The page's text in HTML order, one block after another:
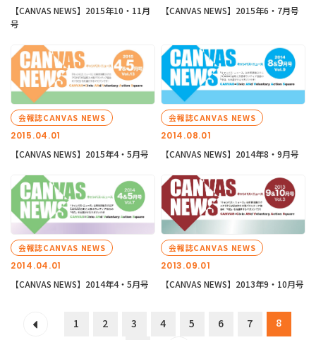
【CANVAS NEWS】2015年10・11月
号
【CANVAS NEWS】2015年6・7月号
2015.04.01
会報誌CANVAS NEWS
【CANVAS NEWS】2015年4・5月号
2014.08.01
会報誌CANVAS NEWS
【CANVAS NEWS】2014年8・9月号
2014.04.01
会報誌CANVAS NEWS
【CANVAS NEWS】2014年4・5月号
2013.09.01
会報誌CANVAS NEWS
【CANVAS NEWS】2013年9・10月号
1 2 3 4 5 6 7
8